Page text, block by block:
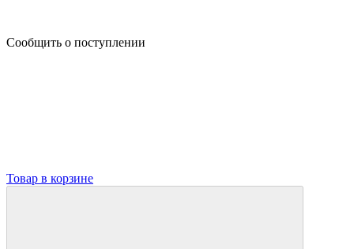
Сообщить о поступлении
Товар в корзине